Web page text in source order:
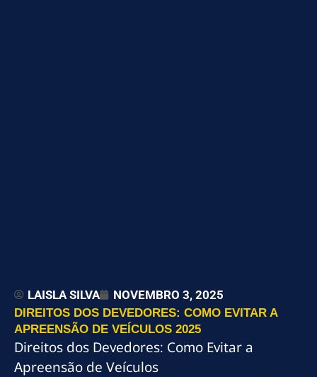
LAISLA SILVA NOVEMBRO 3, 2025
DIREITOS DOS DEVEDORES: COMO EVITAR A
APREENSÃO DE VEÍCULOS 2025
Direitos dos Devedores: Como Evitar a
Apreensão de Veículos